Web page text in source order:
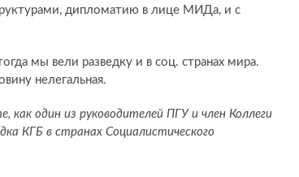
дипломатию в лице МИДа, и с
мы вели разведку и в соц. странах мира.
нелегальная.
один из руководителей ПГУ и член Коллеги
КГБ в странах Социалистического